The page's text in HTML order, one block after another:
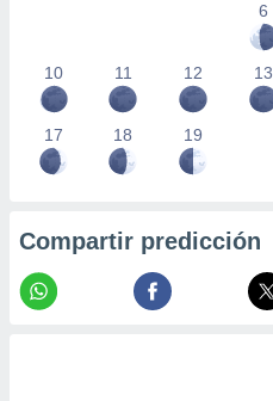
6
10 11 12 13
17 18 19
Compartir predicción